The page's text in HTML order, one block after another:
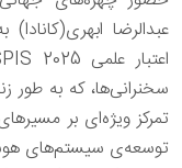
عبدالرضا
سخنرانی‌ها، که به طور
تمرکز ویژه‌ای بر
توسعه‌ی سیستم‌های